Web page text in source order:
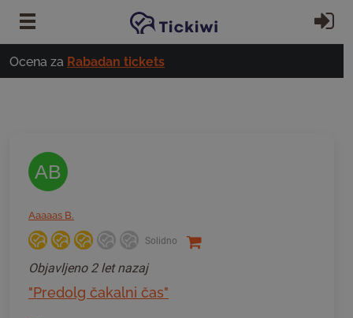
Preskoči na glavno vsebino
Ocena za Rabadan tickets
AB
Aaaaas B.
Solidno
Objavljeno 2 let nazaj
"Predolg čakalni čas"